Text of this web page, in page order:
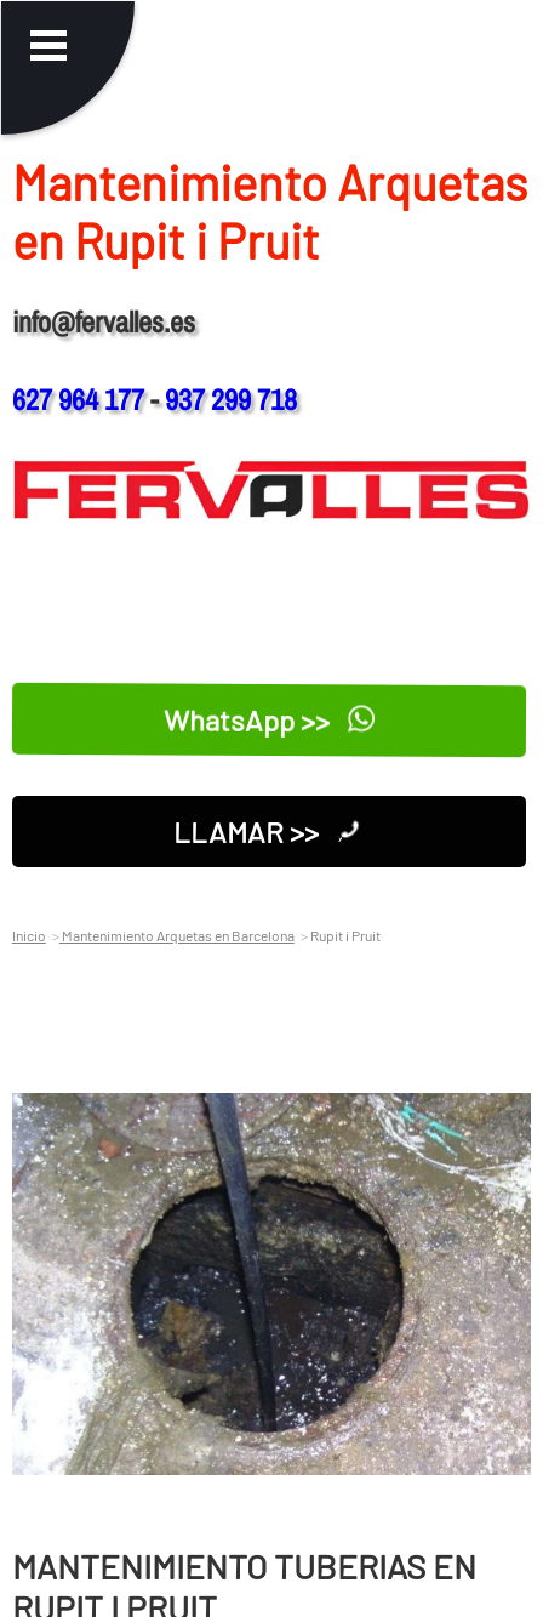
Mantenimiento Arquetas
en Rupit i Pruit
info@fervalles.es
627 964 177-937 299 718
WhatsApp >>
LLAMAR >>
Inicio Mantenimiento Arquetas en Barcelona Rupit i Pruit
MANTENIMIENTO TUBERIAS EN
RUPIT I PRUIT